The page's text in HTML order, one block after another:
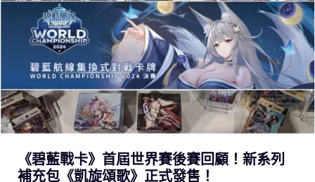
《碧藍戰卡》首屆世界賽後賽回顧！新系列
補充包《凱旋頌歌》正式發售！